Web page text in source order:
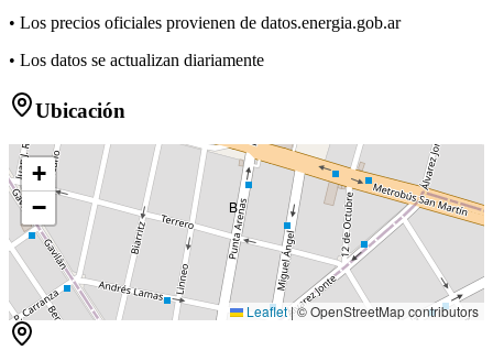
• Los precios oficiales provienen de datos.energia.gob.ar
• Los datos se actualizan diariamente
Ubicación
B
+
−
Leaflet|© OpenStreetMap contributors